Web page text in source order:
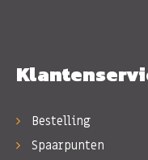
Bestelling
Spaarpunten